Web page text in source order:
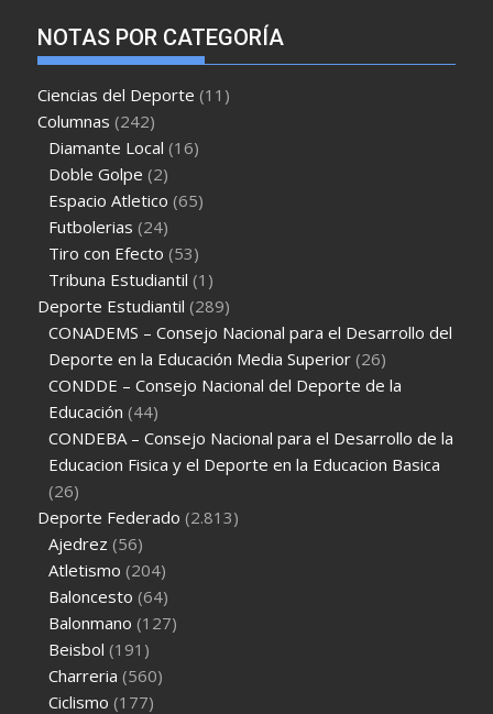
NOTAS POR CATEGORÍA
Ciencias del Deporte (11)
Columnas (242)
Diamante Local (16)
Doble Golpe (2)
Espacio Atletico (65)
Futbolerias (24)
Tiro con Efecto (53)
Tribuna Estudiantil (1)
Deporte Estudiantil (289)
CONADEMS – Consejo Nacional para el Desarrollo del
Deporte en la Educación Media Superior (26)
CONDDE – Consejo Nacional del Deporte de la
Educación (44)
CONDEBA – Consejo Nacional para el Desarrollo de la
Educacion Fisica y el Deporte en la Educacion Basica
(26)
Deporte Federado (2.813)
Ajedrez (56)
Atletismo (204)
Baloncesto (64)
Balonmano (127)
Beisbol (191)
Charreria (560)
Ciclismo (177)